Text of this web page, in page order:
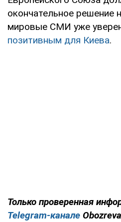
окончательное решение
мировые СМИ уже
позитивным для Киева.
Только проверенная
Telegram-канале